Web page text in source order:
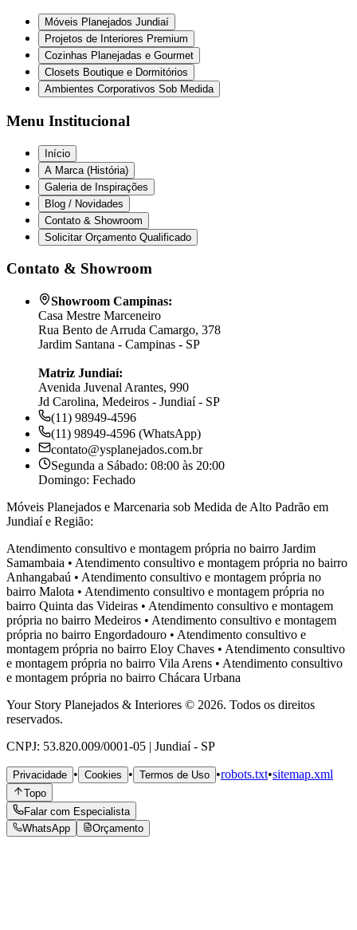
Móveis Planejados Jundiaí
Projetos de Interiores Premium
Cozinhas Planejadas e Gourmet
Closets Boutique e Dormitórios
Ambientes Corporativos Sob Medida
Menu Institucional
Início
A Marca (História)
Galeria de Inspirações
Blog / Novidades
Contato & Showroom
Solicitar Orçamento Qualificado
Contato & Showroom
Showroom Campinas:
Casa Mestre Marceneiro
Rua Bento de Arruda Camargo, 378
Jardim Santana - Campinas - SP
Matriz Jundiaí:
Avenida Juvenal Arantes, 990
Jd Carolina, Medeiros - Jundiaí - SP
(11) 98949-4596
(11) 98949-4596 (WhatsApp)
contato@ysplanejados.com.br
Segunda a Sábado: 08:00 às 20:00
Domingo: Fechado
Móveis Planejados e Marcenaria sob Medida de Alto Padrão em
Jundiaí e Região:
Atendimento consultivo e montagem própria no bairro Jardim
Samambaia • Atendimento consultivo e montagem própria no bairro
Anhangabaú • Atendimento consultivo e montagem própria no
bairro Malota • Atendimento consultivo e montagem própria no
bairro Quinta das Videiras • Atendimento consultivo e montagem
própria no bairro Medeiros • Atendimento consultivo e montagem
própria no bairro Engordadouro • Atendimento consultivo e
montagem própria no bairro Eloy Chaves • Atendimento consultivo
e montagem própria no bairro Vila Arens • Atendimento consultivo
e montagem própria no bairro Chácara Urbana
Your Story Planejados & Interiores © 2026. Todos os direitos
reservados.
CNPJ: 53.820.009/0001-05 | Jundiaí - SP
Privacidade • Cookies • Termos de Uso •robots.txt•sitemap.xml
Topo
Falar com Especialista
WhatsApp
Orçamento